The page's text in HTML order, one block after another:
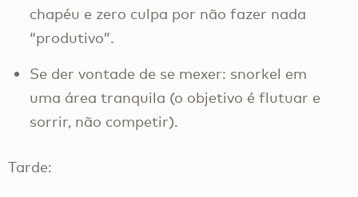
chapéu e zero culpa por não fazer nada
“produtivo”.
Se der vontade de se mexer: snorkel em
uma área tranquila (o objetivo é flutuar e
sorrir, não competir).
Tarde: